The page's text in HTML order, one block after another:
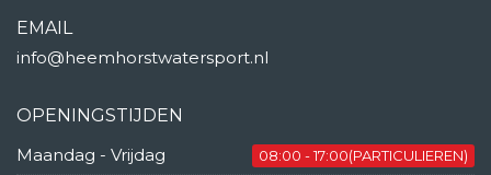
EMAIL
info@heemhorstwatersport.nl
OPENINGSTIJDEN
Maandag - Vrijdag
08:00 - 17:00(PARTICULIEREN)